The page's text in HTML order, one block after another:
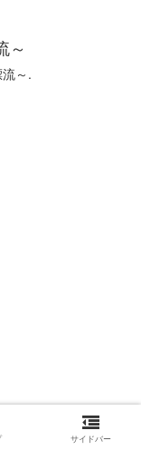
～
～.
サイドバー